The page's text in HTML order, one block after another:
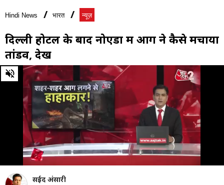
Hindi News भारत न्यूज़
दिल्ली होटल के बाद नोएडा में आग ने कैसे मचाया
तांडव, देखें
0
of
seconds
सईद अंसारी